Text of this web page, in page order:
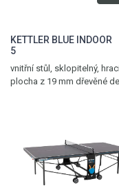
KETTLER BLUE INDOOR
5
vnitřní stůl, sklopitelný,
plocha z 19 mm dřevěné
a míčky, jednoduchý
mechanismus sklopení,
76 kg, vyroben v Německu